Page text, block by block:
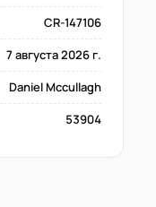
CR-147106
7 августа 2026 г.
Daniel Mccullagh
53904